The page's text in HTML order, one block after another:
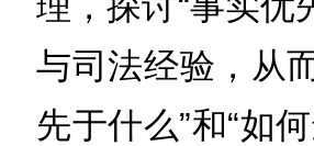
与司法经验，从
先于什么”和“如